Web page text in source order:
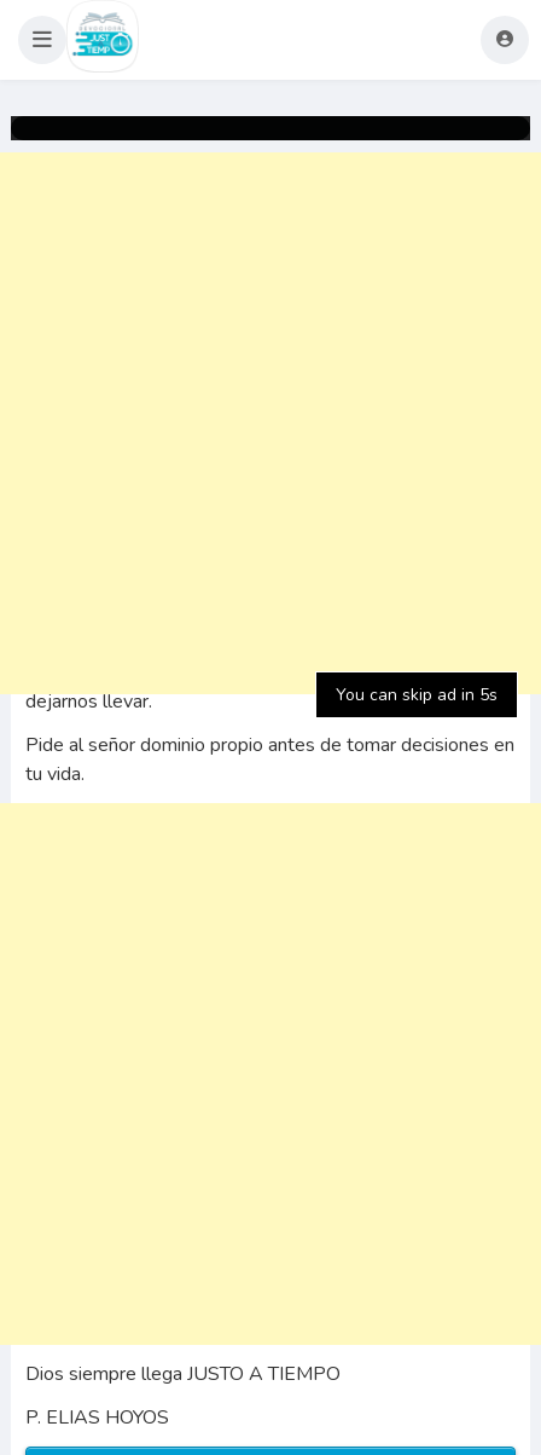
You can skip ad in 5s
sintamos algo sino por que aprendemos a esperar y no
dejarnos llevar.
Pide al señor dominio propio antes de tomar decisiones en
tu vida.
Dios siempre llega JUSTO A TIEMPO
P. ELIAS HOYOS